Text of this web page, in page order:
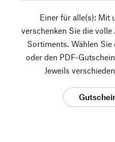
Einer für alle(s): Mit
verschenken Sie die
Sortiments. Wählen
oder den PDF-
Jeweils